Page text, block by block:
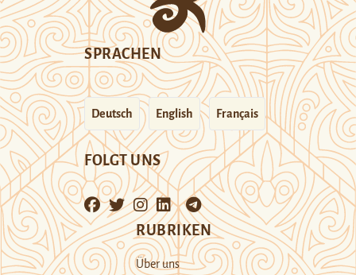
SPRACHEN
Deutsch English Français
FOLGT UNS
RUBRIKEN
Über uns